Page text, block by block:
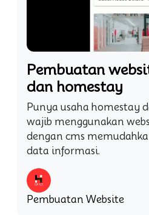
Pembuatan
dan homestay
Punya usaha homestay
wajib menggunakan
dengan cms
data informasi.
Pembuatan Website